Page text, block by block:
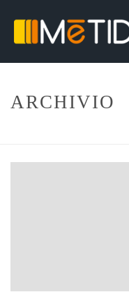
ARCHIVIO